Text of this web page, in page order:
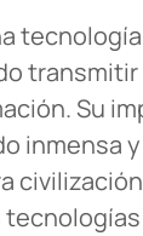
Su
inmensa